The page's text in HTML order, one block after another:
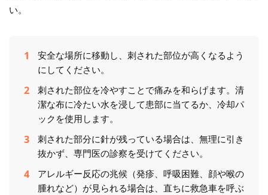
い。
安全な場所に移動し、刺された部位が高くなるよう
にしてください。
刺された部位を冷やすことで痛みを和らげます。清
潔な布に冷たい水を浸して患部に当てるか、冷却パ
ックを使用します。
刺された部分に針が残っている場合は、無理に引き
抜かず、専門医の診察を受けてください。
アレルギー反応の兆候（発疹、呼吸困難、顔や喉の
腫れなど）が見られる場合は、直ちに救急車を呼ぶ